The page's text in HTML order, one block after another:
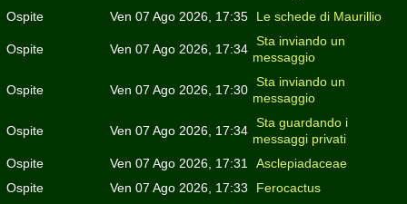
Ospite
Ven 07 Ago 2026, 17:35 Le schede di Maurillio
Ospite Ven 07 Ago 2026, 17:34
Sta inviando un
messaggio
Ospite Ven 07 Ago 2026, 17:30
Sta inviando un
messaggio
Ospite Ven 07 Ago 2026, 17:34
Sta guardando i
messaggi privati
Ospite
Ven 07 Ago 2026, 17:31
Asclepiadaceae
Ospite
Ven 07 Ago 2026, 17:33
Ferocactus